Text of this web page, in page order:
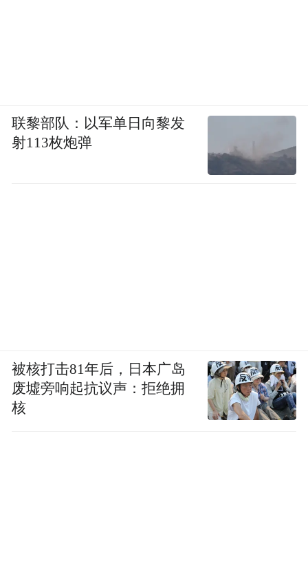
联黎部队：以军单日向黎发
射113枚炮弹
被核打击81年后，日本广岛
废墟旁响起抗议声：拒绝拥
核